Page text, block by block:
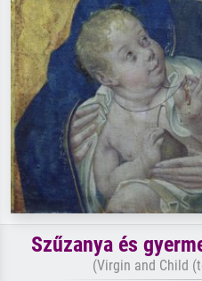
Szűzanya és
(Virgin and Child